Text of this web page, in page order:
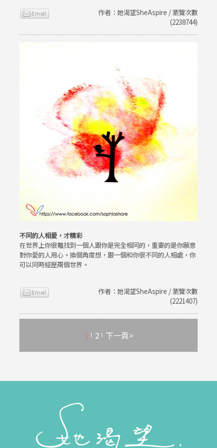
作者：她渴望SheAspire / 瀏覽次數
(2238744)
不同的人相愛，才精彩
在世界上你很難找到一個人跟你是完全相同的，重要的是你願意
對你愛的人用心。換個角度想，跟一個和你很不同的人相處，你
可以同時經歷兩個世界。
作者：她渴望SheAspire / 瀏覽次數
(2221407)
1 2 下一頁>